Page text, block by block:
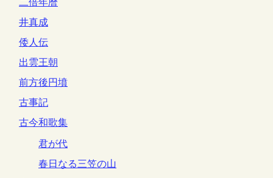
二倍年暦
井真成
倭人伝
出雲王朝
前方後円墳
古事記
古今和歌集
君が代
春日なる三笠の山